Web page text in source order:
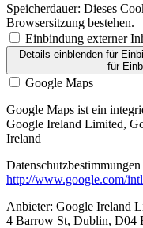
Speicherdauer: Dieses
Browsersitzung bestehen.
Einbindung externer
Details einblendenfür
für
Google Maps
Google Maps ist ein
Google Ireland Limited,
Ireland
http://www.google.com/
Anbieter: Google Ireland
4 Barrow St, Dublin, D04